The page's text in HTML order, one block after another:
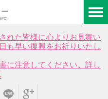
れた皆様に心よりお見舞い
も早い復興をお祈りいたし
に注意してください。詳し